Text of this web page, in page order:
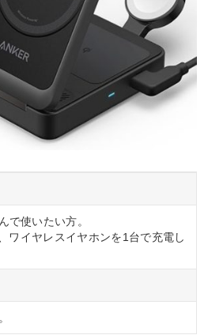
で使いたい方。
ワイヤレスイヤホンを1台で充電し